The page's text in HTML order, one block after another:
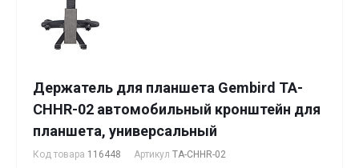
Держатель для планшета Gembird TA-
CHHR-02 автомобильный кронштейн для
планшета, универсальный
Код товара 116448 Артикул TA-CHHR-02